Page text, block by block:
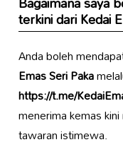
terkini dariKedai
Anda boleh
Emas Seri Paka
https://t.me/
menerima kemas
tawaran istimewa.